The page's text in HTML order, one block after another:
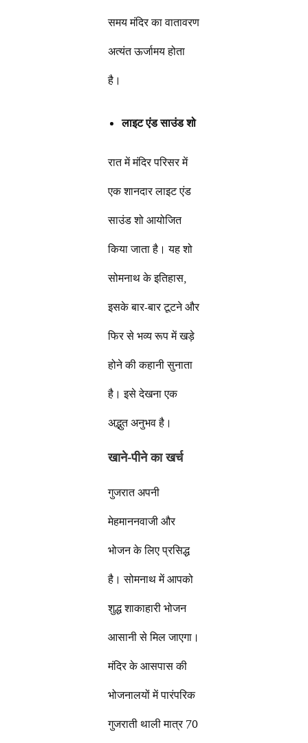
समय मंदिर का वातावरण
अत्यंत ऊर्जामय होता
है।
लाइट एंड साउंड शो
रात में मंदिर परिसर में
एक शानदार लाइट एंड
साउंड शो आयोजित
किया जाता है। यह शो
सोमनाथ के इतिहास,
इसके बार-बार टूटने और
फिर से भव्य रूप में खड़े
होने की कहानी सुनाता
है। इसे देखना एक
अद्भुत अनुभव है।
खाने-पीने का खर्च
गुजरात अपनी
मेहमाननवाजी और
भोजन के लिए प्रसिद्ध
है। सोमनाथ में आपको
शुद्ध शाकाहारी भोजन
आसानी से मिल जाएगा।
मंदिर के आसपास की
भोजनालयों में पारंपरिक
गुजराती थाली मात्र 70